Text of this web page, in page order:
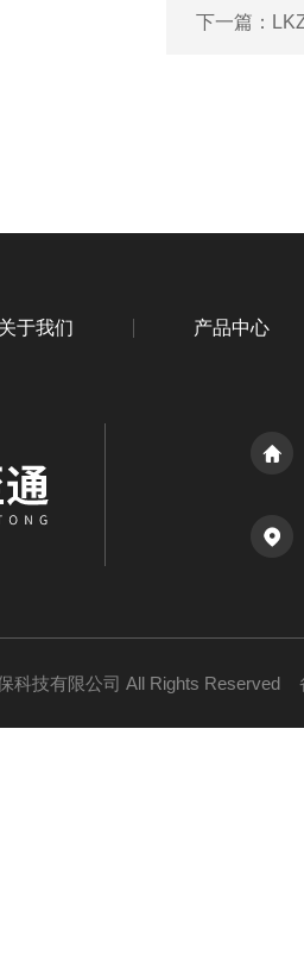
下一篇：
关于我们 产品中心
科技有限公司 All Rights Reserved